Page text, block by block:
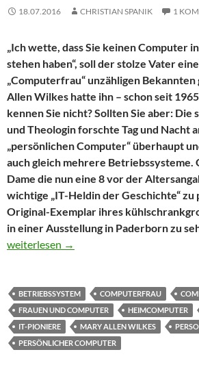
18.07.2016 CHRISTIAN SPANIK 1
„Ich wette, dass Sie keinen Computer
stehen haben“, soll der stolze Vater
„Computerfrau“ unzähligen
Allen Wilkes hatte ihn – schon seit
kennen Sie nicht? Sollten Sie aber:
und Theologin forschte Tag und Nacht
„persönlichen Computer“ überhaupt
auch gleich mehrere Betriebssysteme.
Dame die nun eine 8 vor der
wichtige „IT-Heldin der Geschichte“
Original-Exemplar ihres
in einer Ausstellung in Paderborn zu
Am ersten Homecomputer der Welt
weiterlesen →
BETRIEBSSYSTEM COMPUTERFRAU
FRAUEN UND COMPUTER
HEIMCOMPUTER
IT-PIONIERE
MARY ALLEN WILKES
PERSÖNLICHER COMPUTER